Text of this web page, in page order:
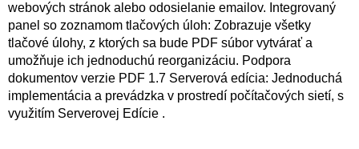
webových stránok alebo odosielanie emailov. Integrovaný
panel so zoznamom tlačových úloh: Zobrazuje všetky
tlačové úlohy, z ktorých sa bude PDF súbor vytvárať a
umožňuje ich jednoduchú reorganizáciu. Podpora
dokumentov verzie PDF 1.7 Serverová edícia: Jednoduchá
implementácia a prevádzka v prostredí počítačových sietí, s
využitím Serverovej Edície .